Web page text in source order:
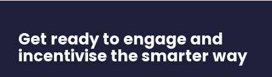
Get ready to engage and
incentivise the smarter way